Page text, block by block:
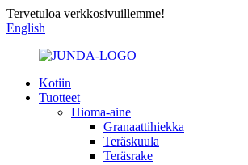
Tervetuloa verkkosivuillemme!
English
Kotiin
Tuotteet
Hioma-aine
Granaattihiekka
Teräskuula
Teräsrake